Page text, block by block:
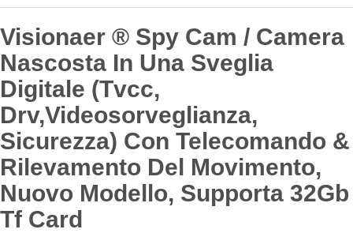
Visionaer ® Spy Cam / Camera
Nascosta In Una Sveglia
Digitale (Tvcc,
Drv,Videosorveglianza,
Sicurezza) Con Telecomando &
Rilevamento Del Movimento,
Nuovo Modello, Supporta 32Gb
Tf Card